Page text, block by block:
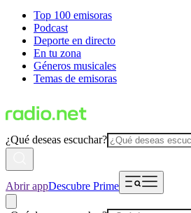
Top 100 emisoras
Podcast
Deporte en directo
En tu zona
Géneros musicales
Temas de emisoras
¿Qué deseas escuchar?
Abrir appDescubre Prime